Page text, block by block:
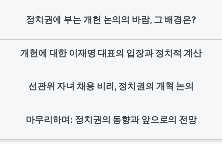
정치권에 부는 개헌 논의의 바람, 그 배경은?
개헌에 대한 이재명 대표의 입장과 정치적 계산
선관위 자녀 채용 비리, 정치권의 개혁 논의
마무리하며: 정치권의 동향과 앞으로의 전망